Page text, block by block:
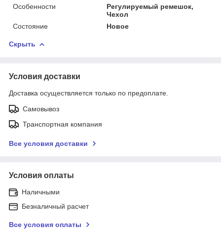
Особенности
Регулируемый ремешок,
Чехол
Состояние
Новое
Скрыть
Условия доставки
Доставка осуществляется только по предоплате.
Самовывоз
Транспортная компания
Все условия доставки
Условия оплаты
Наличными
Безналичный расчет
Все условия оплаты